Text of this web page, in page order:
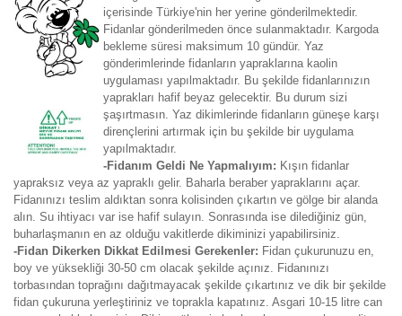
içerisinde Türkiye'nin her yerine gönderilmektedir.
Fidanlar gönderilmeden önce sulanmaktadır. Kargoda
bekleme süresi maksimum 10 gündür. Yaz
gönderimlerinde fidanların yapraklarına kaolin
uygulaması yapılmaktadır. Bu şekilde fidanlarınızın
yaprakları hafif beyaz gelecektir. Bu durum sizi
şaşırtmasın. Yaz dikimlerinde fidanların güneşe karşı
dirençlerini artırmak için bu şekilde bir uygulama
yapılmaktadır.
-Fidanım Geldi Ne Yapmalıyım: Kışın fidanlar
yapraksız veya az yapraklı gelir. Baharla beraber yapraklarını açar.
Fidanınızı teslim aldıktan sonra kolisinden çıkartın ve gölge bir alanda
alın. Su ihtiyacı var ise hafif sulayın. Sonrasında ise dilediğiniz gün,
buharlaşmanın en az olduğu vakitlerde dikiminizi yapabilirsiniz.
-Fidan Dikerken Dikkat Edilmesi Gerekenler: Fidan çukurunuzu en,
boy ve yüksekliği 30-50 cm olacak şekilde açınız. Fidanınızı
torbasından toprağını dağıtmayacak şekilde çıkartınız ve dik bir şekilde
fidan çukuruna yerleştiriniz ve toprakla kapatınız. Asgari 10-15 litre can